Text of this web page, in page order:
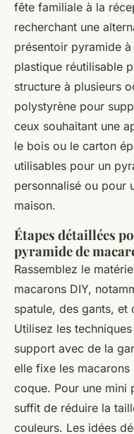
fête familiale à la
recherchant une
présentoir pyramide
plastique réutilisable
structure à plusieurs
polystyrène pour
ceux souhaitant une
le bois ou le carton
utilisables pour un
personnalisé ou pour
maison.
Étapes détaillées
pyramide de
Rassemblez le
macarons DIY,
spatule, des gants, et
Utilisez les
support avec de la
elle fixe les
coque. Pour une mini
suffit de réduire la
couleurs. Les idées